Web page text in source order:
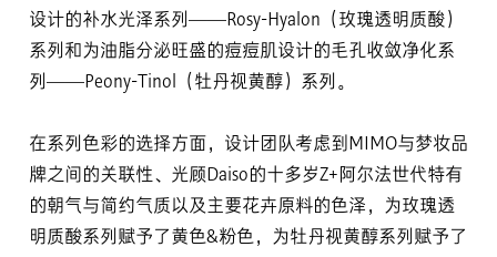
设计的补水光泽系列——Rosy-Hyalon（玫瑰透明质酸）
系列和为油脂分泌旺盛的痘痘肌设计的毛孔收敛净化系
列——Peony-Tinol（牡丹视黄醇）系列。
在系列色彩的选择方面，设计团队考虑到MIMO与梦妆品
牌之间的关联性、光顾Daiso的十多岁Z+阿尔法世代特有
的朝气与简约气质以及主要花卉原料的色泽，为玫瑰透
明质酸系列赋予了黄色&粉色，为牡丹视黄醇系列赋予了